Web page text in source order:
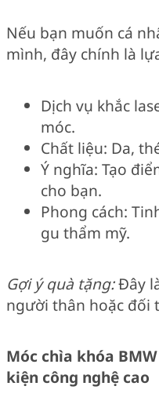
Nếu bạn muốn cá
mình, đây chính là
Dịch vụ khắc
móc.
Chất liệu: Da,
Ý nghĩa: Tạo
cho bạn.
Phong cách:
gu thẩm mỹ.
Gợi ý quà tặng:Đây
người thân hoặc đối
Móc chìa khóa
kiện công nghệ cao